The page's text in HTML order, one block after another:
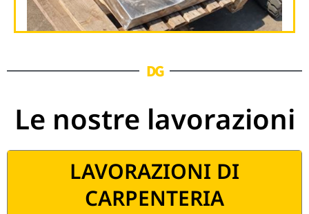
DG
Le nostre lavorazioni
LAVORAZIONI DI
CARPENTERIA